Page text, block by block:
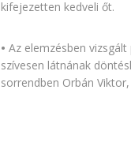
kifejezetten kedveli őt.
• Az elemzésben
szívesen látnának
sorrendben Orbán